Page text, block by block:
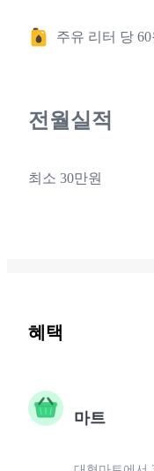
주유 리터 당 60
전월실적
최소 30만원
혜택
마트